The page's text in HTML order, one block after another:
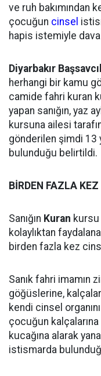
ve ruh bakımından
çocuğun cinsel
hapis istemiyle dava
Diyarbakır
herhangi bir kamu
camide fahri kuran
yapan sanığın, yaz
kursuna ailesi
gönderilen şimdi 13
bulunduğu belirtildi.
BİRDEN FAZLA
Sanığın Kuran kursu
kolaylıktan
birden fazla kez
Sanık fahri
göğüslerine,
kendi cinsel
çocuğun
kucağına alarak
istismarda